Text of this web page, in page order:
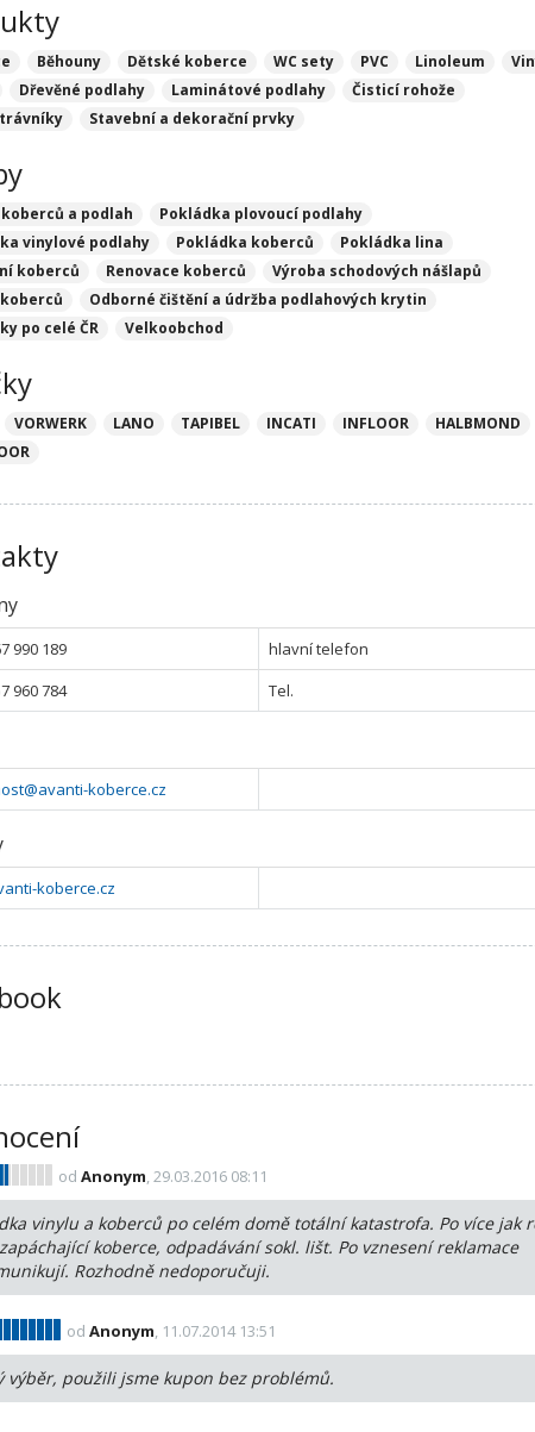
Běhouny Dětské koberce WC sety PVC Linoleum
Dřevěné podlahy Laminátové podlahy
Čisticí rohože
Stavební a dekorační prvky
a podlah
Pokládka plovoucí podlahy
vinylové podlahy
Pokládka koberců
Pokládka lina
koberců
Renovace koberců
Výroba schodových nášlapů
Odborné čištění a údržba podlahových krytin
po celé ČR
Velkoobchod
VORWERK LANO TAPIBEL INCATI INFLOOR
HALBMOND
990 189
hlavní telefon
960 784
Tel.
koberce.cz
koberce.cz
odAnonym, 29.03.2016 08:11
vinylu a koberců po celém domě totální katastrofa. Po více jak
koberce, odpadávání sokl. lišt. Po vznesení reklamace
Rozhodně nedoporučuji.
odAnonym, 11.07.2014 13:51
výběr, použili jsme kupon bez problémů.